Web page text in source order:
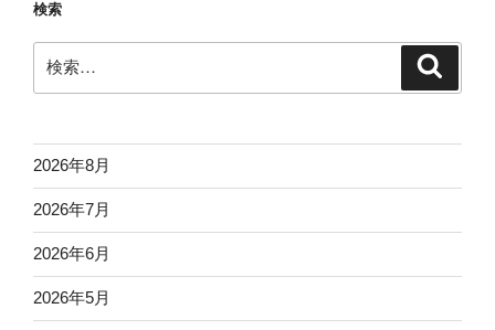
ン
検索
索:
2026年8月
2026年7月
2026年6月
2026年5月